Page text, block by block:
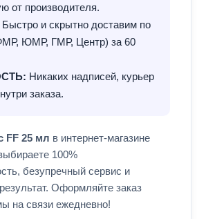
от производителя.
Быстро и скрытно доставим по
ЮМР, ГМР, Центр) за 60
Никаких надписей, курьер
заказа.
FF 25 мл в интернет-магазине
100%
безупречный сервис и
Оформляйте заказ
на связи ежедневно!